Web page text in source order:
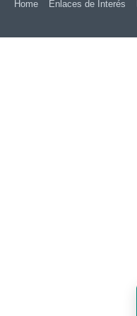
LUAS.
Home
Enlaces de Interés